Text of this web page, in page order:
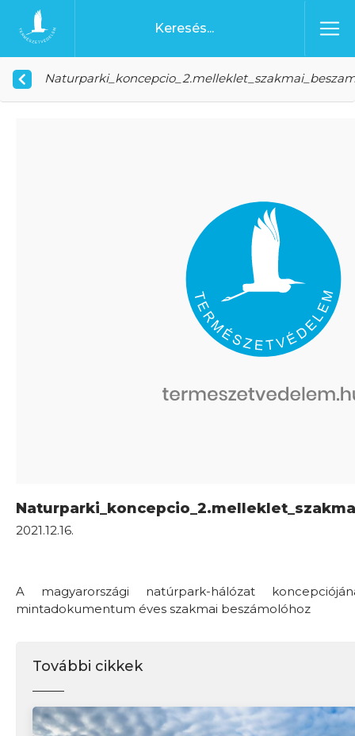
Ugrás a tartalomhoz
Főoldal
2021.12.16.
A magyarországi natúrpark-hálózat
mintadokumentum éves szakmai beszámolóhoz
További cikkek